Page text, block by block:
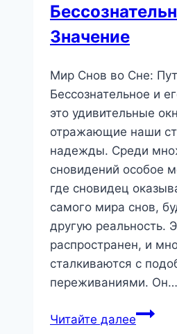
Значение
Мир Снов во Сне:
Бессознательное и
это удивительные
отражающие наши
надежды. Среди
сновидений особое
где сновидец
самого мира снов,
другую реальность.
распространен, и
сталкиваются с
переживаниями. Он…
Читайте далееМир